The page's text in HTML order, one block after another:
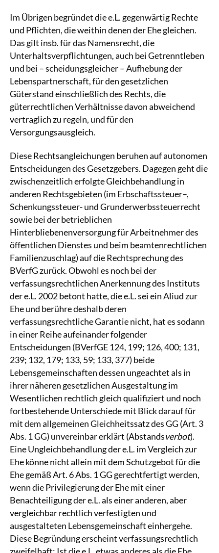
Im Übrigen begründet die e.L. gegenwärtig Rechte
und Pflichten, die weithin denen der Ehe gleichen.
Das gilt insb. für das Namensrecht, die
Unterhaltsverpflichtungen, auch bei Getrenntleben
und bei – scheidungsgleicher – Aufhebung der
Lebenspartnerschaft, für den gesetzlichen
Güterstand einschließlich des Rechts, die
güterrechtlichen Verhältnisse davon abweichend
vertraglich zu regeln, und für den
Versorgungsausgleich.
Diese Rechtsangleichungen beruhen auf autonomen
Entscheidungen des Gesetzgebers. Dagegen geht die
zwischenzeitlich erfolgte Gleichbehandlung in
anderen Rechtsgebieten (im Erbschaftssteuer–,
Schenkungssteuer- und Grunderwerbssteuerrecht
sowie bei der betrieblichen
Hinterbliebenenversorgung für Arbeitnehmer des
öffentlichen Dienstes und beim beamtenrechtlichen
Familienzuschlag) auf die Rechtsprechung des
BVerfG zurück. Obwohl es noch bei der
verfassungsrechtlichen Anerkennung des Instituts
der e.L. 2002 betont hatte, die e.L. sei ein Aliud zur
Ehe und berühre deshalb deren
verfassungsrechtliche Garantie nicht, hat es sodann
in einer Reihe aufeinander folgender
Entscheidungen (BVerfGE 124, 199; 126, 400; 131,
239; 132, 179; 133, 59; 133, 377) beide
Lebensgemeinschaften dessen ungeachtet als in
ihrer näheren gesetzlichen Ausgestaltung im
Wesentlichen rechtlich gleich qualifiziert und noch
fortbestehende Unterschiede mit Blick darauf für
mit dem allgemeinen Gleichheitssatz des GG (Art. 3
Abs. 1 GG) unvereinbar erklärt (Abstandsverbot).
Eine Ungleichbehandlung der e.L. im Vergleich zur
Ehe könne nicht allein mit dem Schutzgebot für die
Ehe gemäß Art. 6 Abs. 1 GG gerechtfertigt werden,
wenn die Privilegierung der Ehe mit einer
Benachteiligung der e.L. als einer anderen, aber
vergleichbar rechtlich verfestigten und
ausgestalteten Lebensgemeinschaft einhergehe.
Diese Begründung erscheint verfassungsrechtlich